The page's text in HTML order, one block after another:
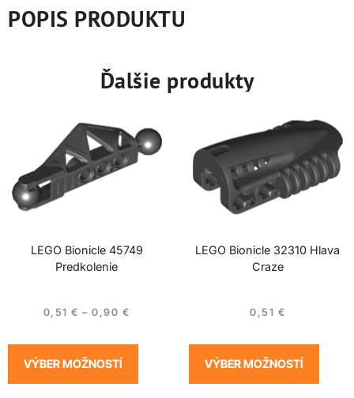
POPIS PRODUKTU
Ďalšie produkty
LEGO Bionicle 45749
Predkolenie
0,51€ – 0,90 €
VÝBER MOŽNOSTÍ
LEGO Bionicle 32310 Hlava
Craze
0,51 €
VÝBER MOŽNOSTÍ